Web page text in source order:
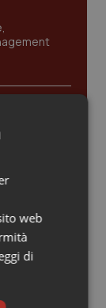
nuovi
team
web
di